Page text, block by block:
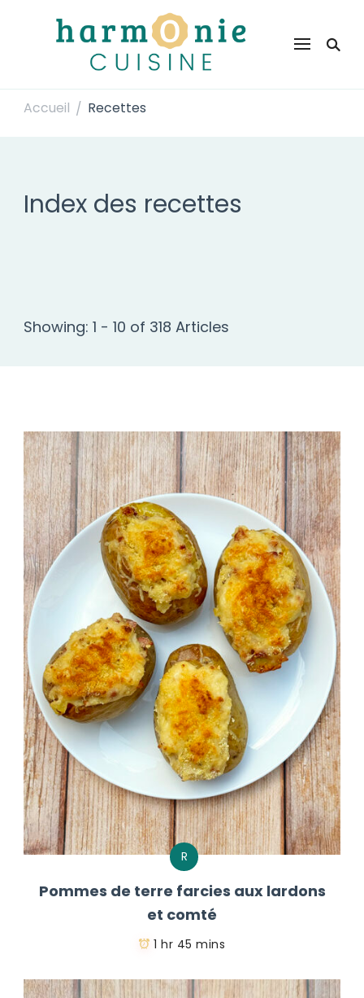
Harmonie Cuisine
Accueil / Recettes
Index des recettes
Showing: 1 - 10 of 318 Articles
R
Pommes de terre farcies aux lardons
et comté
1 hr 45 mins